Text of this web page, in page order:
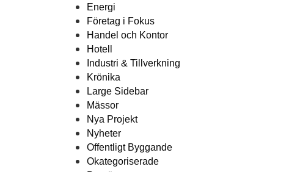
Energi
Företag i Fokus
Handel och Kontor
Hotell
Industri & Tillverkning
Krönika
Large Sidebar
Mässor
Nya Projekt
Nyheter
Offentligt Byggande
Okategoriserade